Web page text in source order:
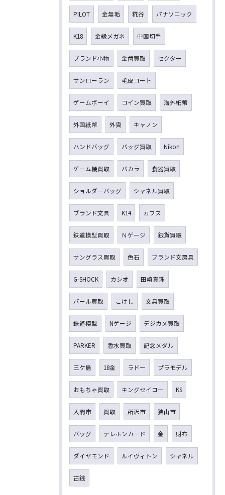
PILOT 金無垢 糀谷 パナソニック
K18 金縁メガネ 中国切手
ブランド小物 金歯買取 セクター
サンローラン 毛皮コート
ゲームボーイ コイン買取 海外紙幣
外国紙幣 外貨 キャノン
ハンドバッグ バッグ買取 Nikon
ゲーム機買取 バカラ 食器買取
ショルダーバッグ シャネル買取
ブランド文具 K14 カフス
鉄道模型買取 Ｎゲージ 銀貨買取
サングラス買取 色石 ブランド文房具
G-SHOCK カシオ 田崎真珠
パール買取 こけし 文具買取
鉄道模型 Nゲージ デジカメ買取
PARKER 香水買取 記念メダル
三ケ島 18金 ラドー プラモデル
おもちゃ買取 キングセイコー KS
入間市 買取 所沢市 狭山市
バッグ テレホンカード 金 財布
ダイヤモンド ルイヴィトン シャネル
古銭